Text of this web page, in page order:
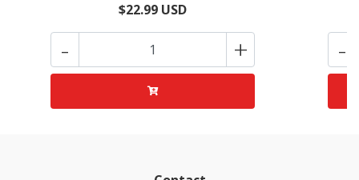
$22.99 USD
- + -